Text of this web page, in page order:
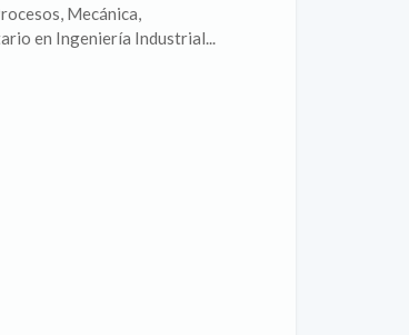
Mecánica,
en Ingeniería Industrial...